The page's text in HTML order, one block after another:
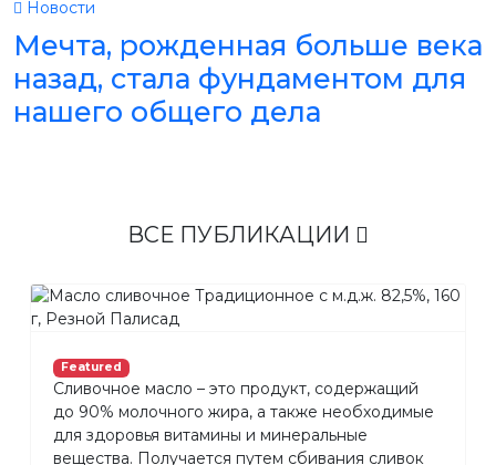
Новости
Мечта, рожденная больше века
назад, стала фундаментом для
нашего общего дела
ВСЕ ПУБЛИКАЦИИ
Featured
Сливочное масло – это продукт, содержащий
до 90% молочного жира, а также необходимые
для здоровья витамины и минеральные
вещества. Получается путем сбивания сливок